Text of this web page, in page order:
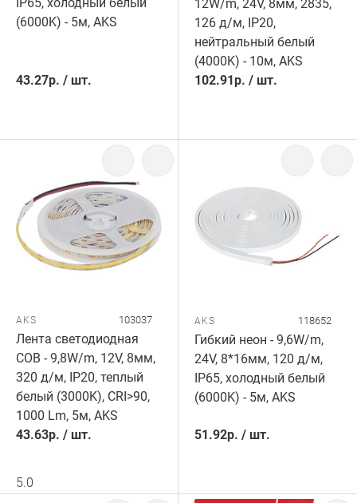
(6000K) - 5м, AKS
43.27р. / шт.
12W/m, 24V, 8мм, 2835,
126 д/м, IP20,
нейтральный белый
(4000K) - 10м, AKS
102.91р. / шт.
AKS 103037
Лента светодиодная
COB - 9,8W/m, 12V, 8мм,
320 д/м, IP20, теплый
белый (3000K), CRI>90,
1000 Lm, 5м, AKS
43.63р. / шт.
5.0
AKS 118652
Гибкий неон - 9,6W/m,
24V, 8*16мм, 120 д/м,
IP65, холодный белый
(6000K) - 5м, AKS
51.92р. / шт.